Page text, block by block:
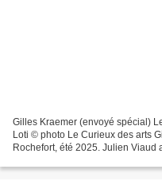
Gilles Kraemer (envoyé spécial)
Loti © photo Le Curieux des arts
Rochefort, été 2025. Julien Viaud